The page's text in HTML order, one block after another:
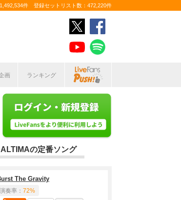
件 登録セットリスト数：472,220件
画 ランキング
ALTIMAの定番ソング
The Gravity
演奏率： 72%